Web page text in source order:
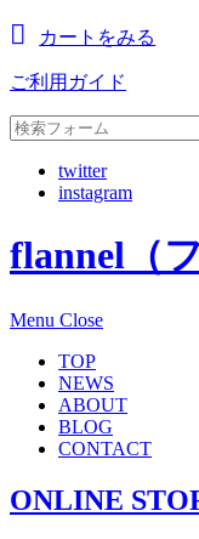
カートをみる
ご利用ガイド
twitter
instagram
flannel（
Menu Close
TOP
NEWS
ABOUT
BLOG
CONTACT
ONLINE